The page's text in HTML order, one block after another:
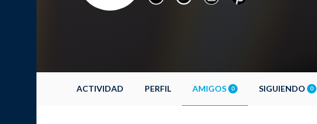
ACTIVIDAD PERFIL AMIGOS 0 SIGUIENDO 0